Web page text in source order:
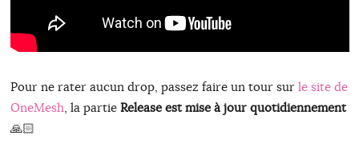
Pour ne rater aucun drop, passez faire un tour sur le site de
OneMesh, la partie Release est mise à jour quotidiennement
🙏🏻